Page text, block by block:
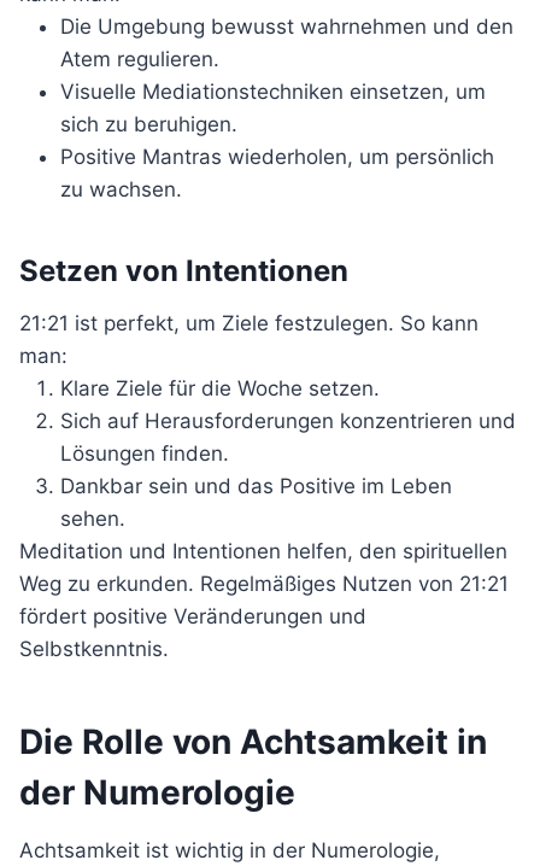
Die Umgebung bewusst wahrnehmen und den
Atem regulieren.
Visuelle Mediationstechniken einsetzen, um
sich zu beruhigen.
Positive Mantras wiederholen, um persönlich
zu wachsen.
Setzen von Intentionen
21:21 ist perfekt, um Ziele festzulegen. So kann
man:
Klare Ziele für die Woche setzen.
Sich auf Herausforderungen konzentrieren und
Lösungen finden.
Dankbar sein und das Positive im Leben
sehen.
Meditation und Intentionen helfen, den spirituellen
Weg zu erkunden. Regelmäßiges Nutzen von 21:21
fördert positive Veränderungen und
Selbstkenntnis.
Die Rolle von Achtsamkeit in
der Numerologie
Achtsamkeit ist wichtig in der Numerologie,